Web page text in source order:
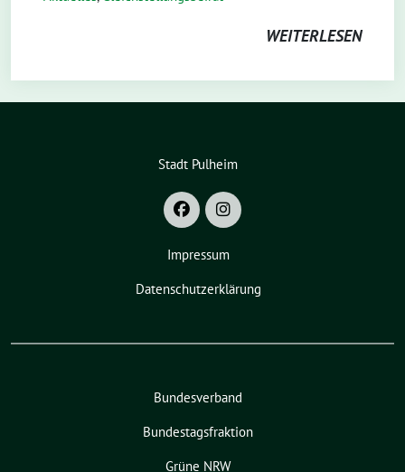
WEITERLESEN
Stadt Pulheim
Impressum
Datenschutzerklärung
Bundesverband
Bundestagsfraktion
Grüne NRW